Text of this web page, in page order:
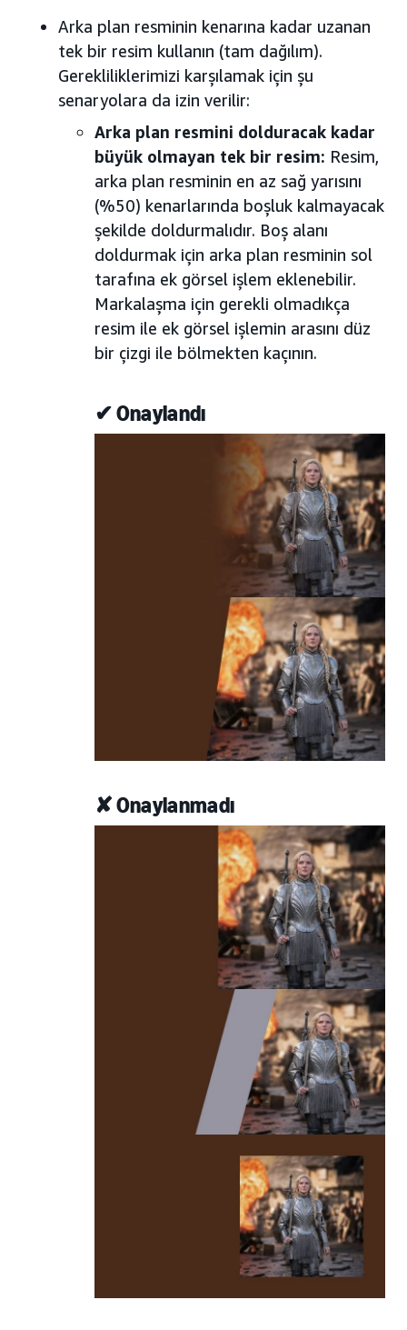
Arka plan resminin kenarına kadar uzanan
tek bir resim kullanın (tam dağılım).
Gerekliliklerimizi karşılamak için şu
senaryolara da izin verilir:
Arka plan resmini dolduracak kadar
büyük olmayan tek bir resim: Resim,
arka plan resminin en az sağ yarısını
(%50) kenarlarında boşluk kalmayacak
şekilde doldurmalıdır. Boş alanı
doldurmak için arka plan resminin sol
tarafına ek görsel işlem eklenebilir.
Markalaşma için gerekli olmadıkça
resim ile ek görsel işlemin arasını düz
bir çizgi ile bölmekten kaçının.
✔ Onaylandı
✘ Onaylanmadı